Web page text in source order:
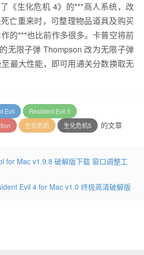
《生化危机 4》的***商人系统，改
亡重来时，可整理物品道具及购买
的***也比前作多很多。卡普空将前
无限子弹 Thompson 改为无限子弹
最大性能，即可用通关分数换取无
Evil
Resident Evil 5
生化危机 生化危机5 的文章
for Mac v1.9.8 破解版下载 窗口调整工
Evil 4 for Mac v1.0 终极高清破解版